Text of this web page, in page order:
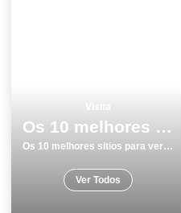
Os 10 melhores sitios para ver e visitar em LourinhÃ£
Os 10 melhores sitios para ver e visitar em LourinhÃ£
Ver Todos